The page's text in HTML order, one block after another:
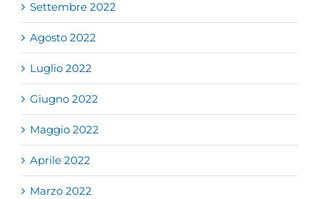
Settembre 2022
Agosto 2022
Luglio 2022
Giugno 2022
Maggio 2022
Aprile 2022
Marzo 2022